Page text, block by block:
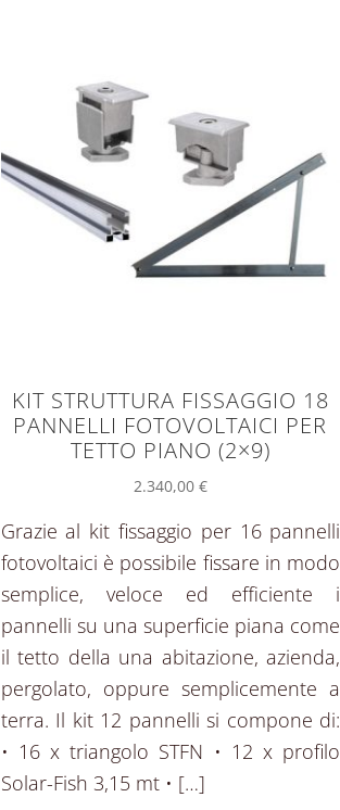
KIT STRUTTURA FISSAGGIO 18
PANNELLI FOTOVOLTAICI PER
TETTO PIANO (2×9)
2.340,00 €
Grazie al kit fissaggio per 16 pannelli
fotovoltaici è possibile fissare in modo
semplice, veloce ed efficiente i
pannelli su una superficie piana come
il tetto della una abitazione, azienda,
pergolato, oppure semplicemente a
terra. Il kit 12 pannelli si compone di:
• 16 x triangolo STFN • 12 x profilo
Solar-Fish 3,15 mt • […]